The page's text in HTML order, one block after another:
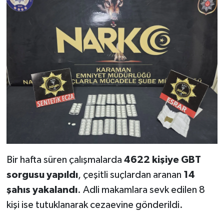
Bir hafta süren çalışmalarda 4622 kişiye GBT
sorgusu yapıldı, çeşitli suçlardan aranan 14
şahıs yakalandı. Adli makamlara sevk edilen 8
kişi ise tutuklanarak cezaevine gönderildi.